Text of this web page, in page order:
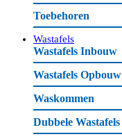
Toebehoren
Wastafels
Wastafels Inbouw
Wastafels Opbouw
Waskommen
Dubbele Wastafels